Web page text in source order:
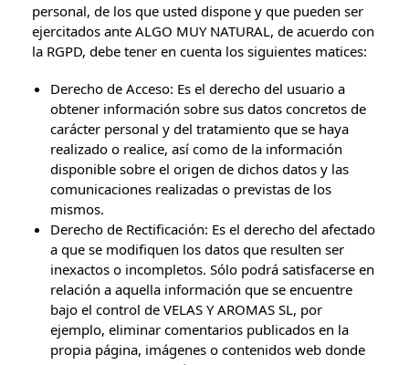
personal, de los que usted dispone y que pueden ser
ejercitados ante ALGO MUY NATURAL, de acuerdo con
la RGPD, debe tener en cuenta los siguientes matices:
Derecho de Acceso: Es el derecho del usuario a
obtener información sobre sus datos concretos de
carácter personal y del tratamiento que se haya
realizado o realice, así como de la información
disponible sobre el origen de dichos datos y las
comunicaciones realizadas o previstas de los
mismos.
Derecho de Rectificación: Es el derecho del afectado
a que se modifiquen los datos que resulten ser
inexactos o incompletos. Sólo podrá satisfacerse en
relación a aquella información que se encuentre
bajo el control de VELAS Y AROMAS SL, por
ejemplo, eliminar comentarios publicados en la
propia página, imágenes o contenidos web donde